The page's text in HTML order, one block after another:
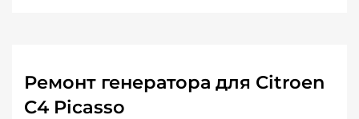
Ремонт генератора для Citroen
C4 Picasso